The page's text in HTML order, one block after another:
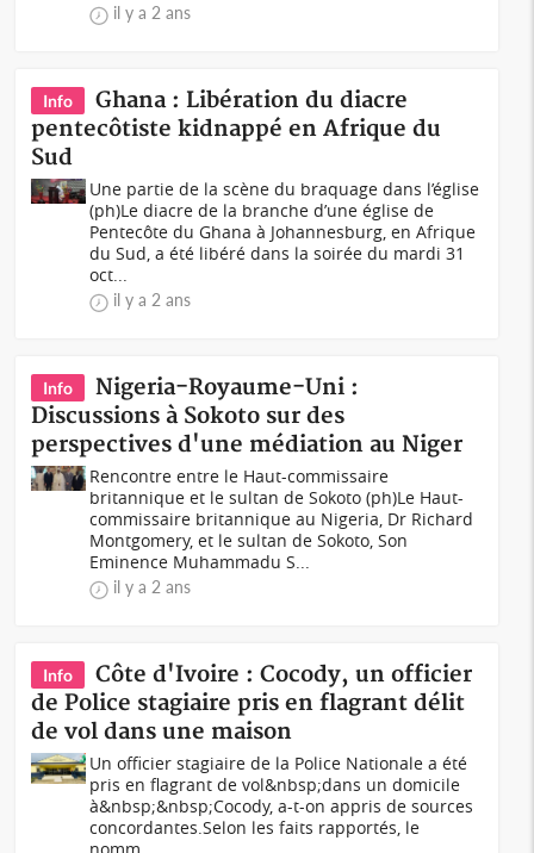
il y a 2 ans
Info
Ghana : Libération du diacre
pentecôtiste kidnappé en Afrique du
Sud
Une partie de la scène du braquage dans l’église
(ph)Le diacre de la branche d’une église de
Pentecôte du Ghana à Johannesburg, en Afrique
du Sud, a été libéré dans la soirée du mardi 31
oct...
il y a 2 ans
Info
Nigeria-Royaume-Uni :
Discussions à Sokoto sur des
perspectives d'une médiation au Niger
Rencontre entre le Haut-commissaire
britannique et le sultan de Sokoto (ph)Le Haut-
commissaire britannique au Nigeria, Dr Richard
Montgomery, et le sultan de Sokoto, Son
Eminence Muhammadu S...
il y a 2 ans
Info
Côte d'Ivoire : Cocody, un officier
de Police stagiaire pris en flagrant délit
de vol dans une maison
Un officier stagiaire de la Police Nationale a été
pris en flagrant de vol&nbsp;dans un domicile
à&nbsp;&nbsp;Cocody, a-t-on appris de sources
concordantes.Selon les faits rapportés, le